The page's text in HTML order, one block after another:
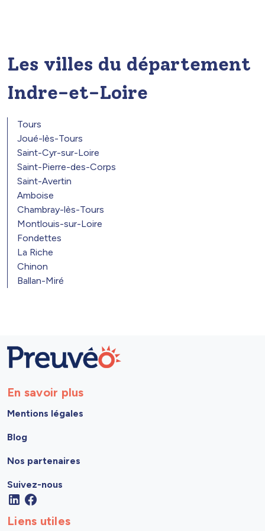
Les villes du département
Indre-et-Loire
Tours
Joué-lès-Tours
Saint-Cyr-sur-Loire
Saint-Pierre-des-Corps
Saint-Avertin
Amboise
Chambray-lès-Tours
Montlouis-sur-Loire
Fondettes
La Riche
Chinon
Ballan-Miré
En savoir plus
Mentions légales
Blog
Nos partenaires
Suivez-nous
Liens utiles